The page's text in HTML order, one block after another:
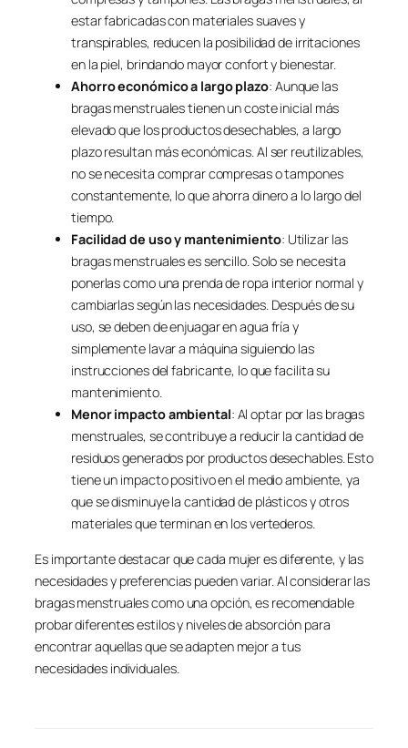
estar fabricadas con materiales suaves y
transpirables, reducen la posibilidad de irritaciones
en la piel, brindando mayor confort y bienestar.
Ahorro económico a largo plazo: Aunque las
bragas menstruales tienen un coste inicial más
elevado que los productos desechables, a largo
plazo resultan más económicas. Al ser reutilizables,
no se necesita comprar compresas o tampones
constantemente, lo que ahorra dinero a lo largo del
tiempo.
Facilidad de uso y mantenimiento: Utilizar las
bragas menstruales es sencillo. Solo se necesita
ponerlas como una prenda de ropa interior normal y
cambiarlas según las necesidades. Después de su
uso, se deben de enjuagar en agua fría y
simplemente lavar a máquina siguiendo las
instrucciones del fabricante, lo que facilita su
mantenimiento.
Menor impacto ambiental: Al optar por las bragas
menstruales, se contribuye a reducir la cantidad de
residuos generados por productos desechables. Esto
tiene un impacto positivo en el medio ambiente, ya
que se disminuye la cantidad de plásticos y otros
materiales que terminan en los vertederos.
Es importante destacar que cada mujer es diferente, y las
necesidades y preferencias pueden variar. Al considerar las
bragas menstruales como una opción, es recomendable
probar diferentes estilos y niveles de absorción para
encontrar aquellas que se adapten mejor a tus
necesidades individuales.